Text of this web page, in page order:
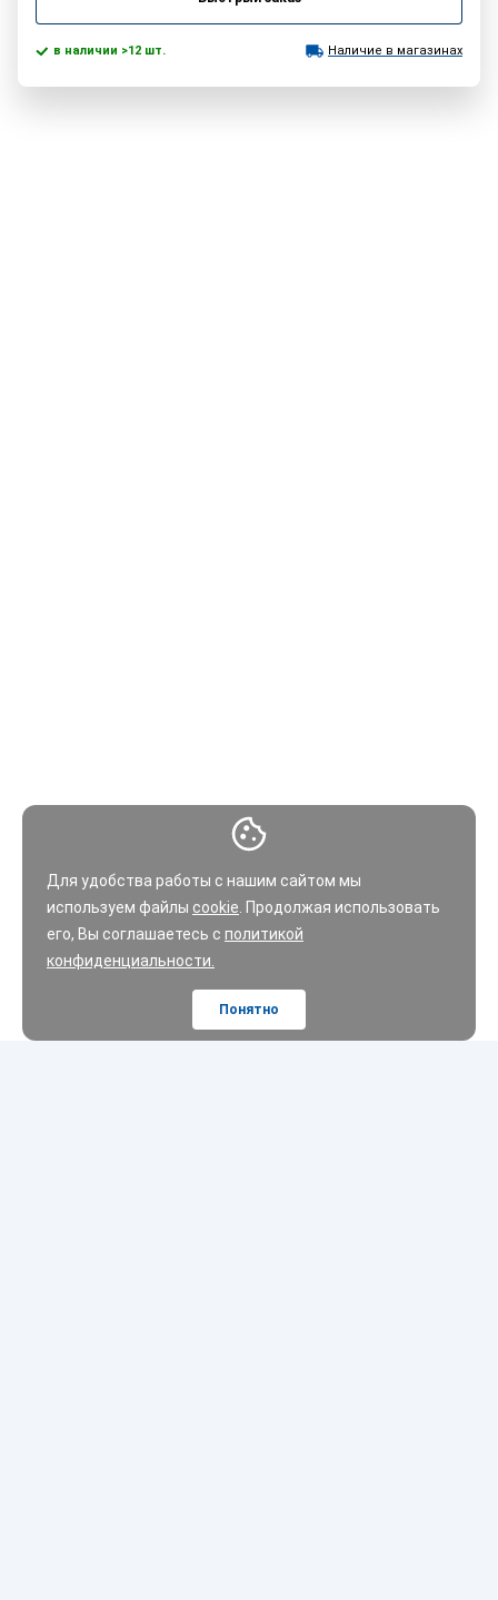
Для удобства работы с нашим сайтом мы
используем файлы cookie . Продолжая использовать
его, Вы соглашаетесь с политикой
конфиденциальности.
Понятно
в наличии >12 шт. Наличие в магазинах